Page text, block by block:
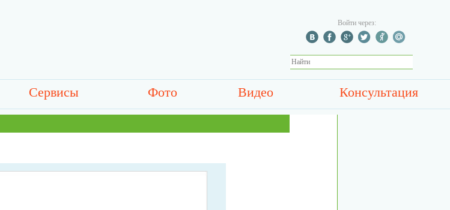
Войти через:
Сервисы Фото Видео Консультация